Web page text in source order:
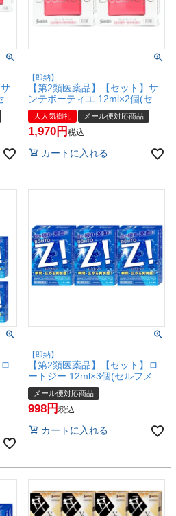
ル
【即納】
【第2類医薬品】【セット】サ
ンテボーティエ 12ml×2個(セル
フメディケーション税制対象)
【目薬】【参天製薬株式会社】
【メール便対応商品】【SBT】
大人気御礼 メール便対応商品
1,970 税込
カートに入れる
【即納】
【第2類医薬品】【セット】ロ
ートジー 12ml×3個(セルフメデ
ィケーション税制対象)【ロー
ト製薬株式会社】【メール便対
応商品】【SBT】(6039015-
メール便対応商品
998 税込
カートに入れる